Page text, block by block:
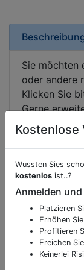
Sie möchten
oder andere
Klicken Sie
Gerne
Ihr
Ihren
Kostenlose
Wussten Sies
kostenlos ist..?
Anmelden
Platzieren
Erhöhen
Profitieren
Ereichen
Keinerlei